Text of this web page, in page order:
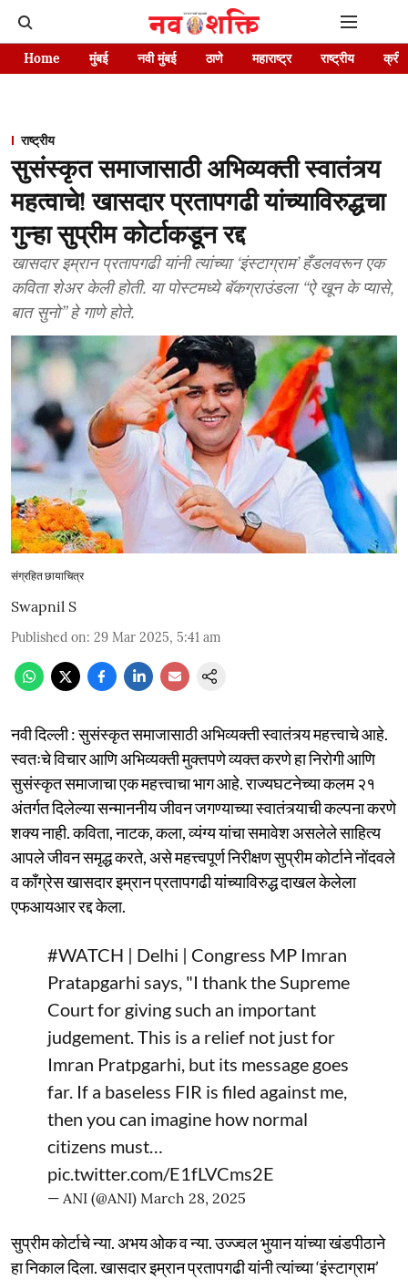
Home मुंबई नवी मुंबई ठाणे महाराष्ट्र राष्ट्रीय
राष्ट्रीय
सुसंस्कृत समाजासाठी अभिव्यक्ती स्वातंत्र्य
महत्वाचे! खासदार प्रतापगढी यांच्याविरुद्धचा
गुन्हा सुप्रीम कोर्टाकडून रद्द
खासदार इम्रान प्रतापगढी यांनी त्यांच्या ‘इंस्टाग्राम’ हँडलवरून एक
कविता शेअर केली होती. या पोस्टमध्ये बॅकग्राउंडला “ऐ खून के प्यासे,
बात सुनो” हे गाणे होते.
संग्रहित छायाचित्र
Swapnil S
Published on: 29 Mar 2025, 5:41 am
नवी दिल्ली : सुसंस्कृत समाजासाठी अभिव्यक्ती स्वातंत्र्य महत्त्वाचे आहे.
स्वतःचे विचार आणि अभिव्यक्ती मुक्तपणे व्यक्त करणे हा निरोगी आणि
सुसंस्कृत समाजाचा एक महत्त्वाचा भाग आहे. राज्यघटनेच्या कलम २१
अंतर्गत दिलेल्या सन्माननीय जीवन जगण्याच्या स्वातंत्र्याची कल्पना करणे
शक्य नाही. कविता, नाटक, कला, व्यंग्य यांचा समावेश असलेले साहित्य
आपले जीवन समृद्ध करते, असे महत्त्वपूर्ण निरीक्षण सुप्रीम कोर्टाने नोंदवले
व काँग्रेस खासदार इम्रान प्रतापगढी यांच्याविरुद्ध दाखल केलेला
एफआयआर रद्द केला.
#WATCH | Delhi | Congress MP Imran
Pratapgarhi says, "I thank the Supreme
Court for giving such an important
judgement. This is a relief not just for
Imran Pratpgarhi, but its message goes
far. If a baseless FIR is filed against me,
then you can imagine how normal
citizens must…
pic.twitter.com/E1fLVCms2E
— ANI (@ANI) March 28, 2025
सुप्रीम कोर्टाचे न्या. अभय ओक व न्या. उज्ज्वल भुयान यांच्या खंडपीठाने
हा निकाल दिला. खासदार इम्रान प्रतापगढी यांनी त्यांच्या ‘इंस्टाग्राम’